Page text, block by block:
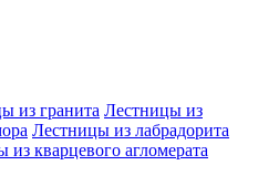
из гранита Лестницы из
Лестницы из лабрадорита
из кварцевого агломерата